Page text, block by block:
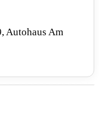
Autohaus Am